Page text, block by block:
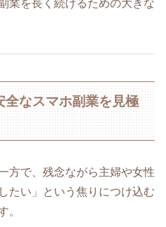
業を長く続けるための大きな
全なスマホ副業を見極
方で、残念ながら主婦や女性
たい」という焦りにつけ込む
。